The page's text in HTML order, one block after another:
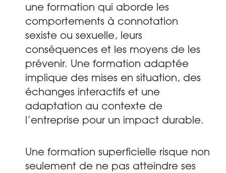
une formation qui aborde les
comportements à connotation
sexiste ou sexuelle, leurs
conséquences et les moyens de les
prévenir. Une formation adaptée
implique des mises en situation, des
échanges interactifs et une
adaptation au contexte de
l’entreprise pour un impact durable.
Une formation superficielle risque non
seulement de ne pas atteindre ses